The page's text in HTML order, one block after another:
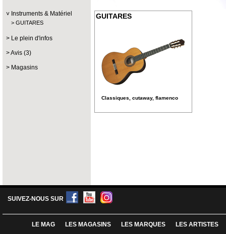
Instruments & Matériel
GUITARES
Le plein d'infos
Avis (3)
Magasins
GUITARES
Classiques, cutaway, flamenco
SUIVEZ-NOUS SUR
LE MAG LES MAGASINS LES MARQUES LES ARTISTES